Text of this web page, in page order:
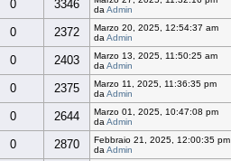
0 3346
da Admin
0 2372
Marzo 20, 2025, 12:54:37 am
da Admin
0 2403
Marzo 13, 2025, 11:50:25 am
da Admin
0 2375
Marzo 11, 2025, 11:36:35 pm
da Admin
0 2644
Marzo 01, 2025, 10:47:08 pm
da Admin
0 2870
Febbraio 21, 2025, 12:00:35 pm
da Admin